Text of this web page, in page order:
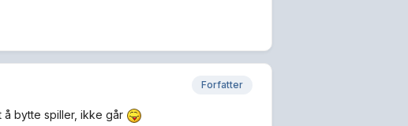
Forfatter
å bytte spiller, ikke går